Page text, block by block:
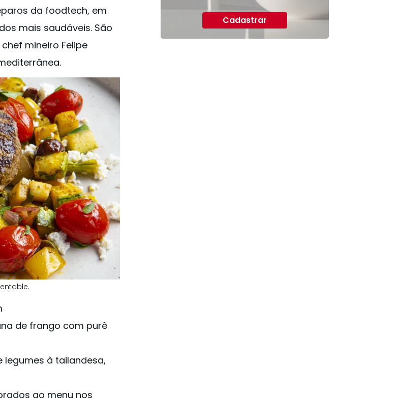
da foodtech, em
mais saudáveis. São
mineiro Felipe
de frango com purê
à tailandesa,
ao menu nos
Cadastrar